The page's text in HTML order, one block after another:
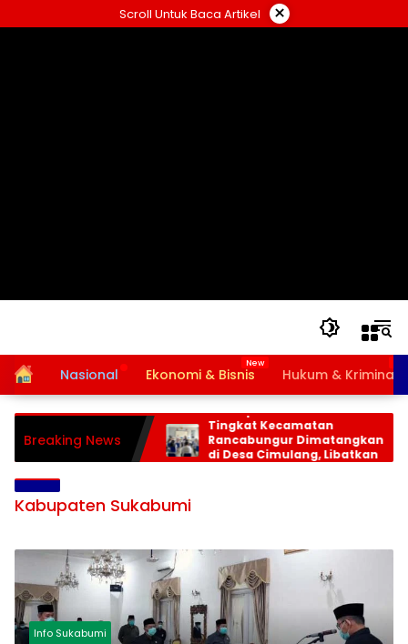
ke
Scroll Untuk Baca Artikel ×
HomeNasional Ekonomi & Bisnis Hukum & Kriminal
Breaking News
Persiapan HUT RI ke-81
Tingkat Kecamatan
Rancabungur Dimatangkan
di Desa Cimulang, Libatkan
Kabupaten Sukabumi
Info Sukabumi